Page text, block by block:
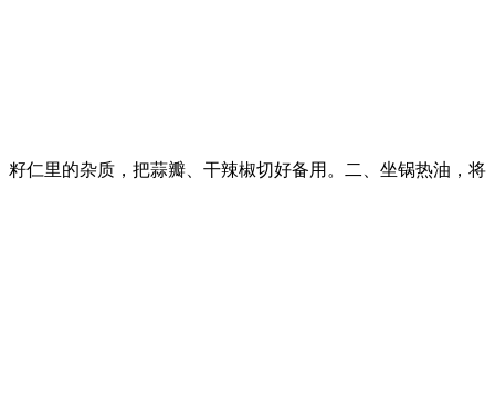
籽仁里的杂质，把蒜瓣、干辣椒切好备用。二、坐锅热油，将